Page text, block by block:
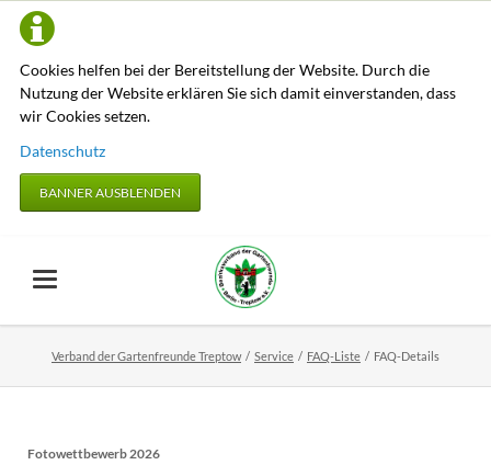
Cookies helfen bei der Bereitstellung der Website. Durch die
Nutzung der Website erklären Sie sich damit einverstanden, dass
wir Cookies setzen.
Datenschutz
BANNER AUSBLENDEN
Verband der Gartenfreunde Treptow Service FAQ-Liste FAQ-Details
Fotowettbewerb 2026